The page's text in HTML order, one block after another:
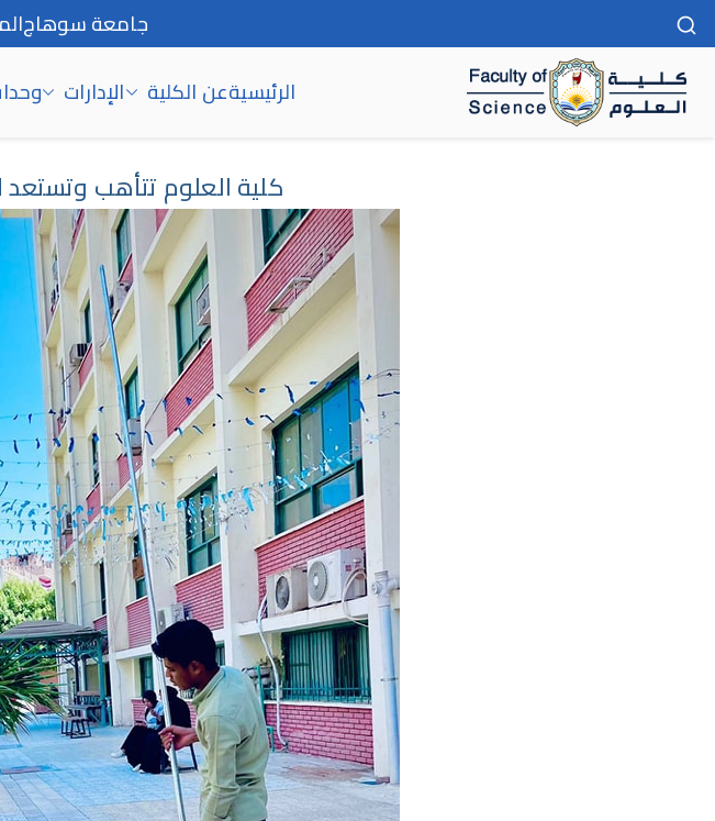
جامعة سوهاج
الرئيسيةعن الكلية الإدارات
كلية العلوم تتأهب وتستعد